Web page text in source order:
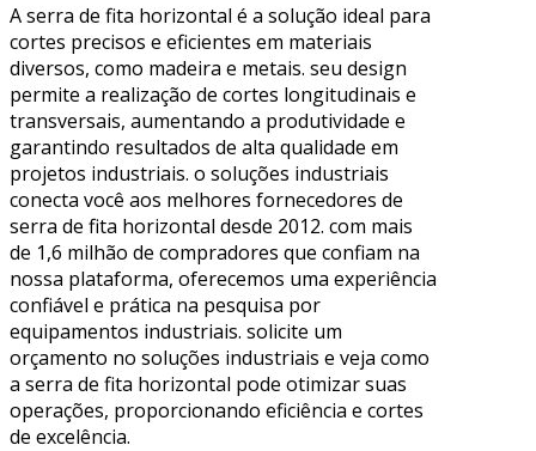
A serra de fita horizontal é a solução ideal para
cortes precisos e eficientes em materiais
diversos, como madeira e metais. seu design
permite a realização de cortes longitudinais e
transversais, aumentando a produtividade e
garantindo resultados de alta qualidade em
projetos industriais. o soluções industriais
conecta você aos melhores fornecedores de
serra de fita horizontal desde 2012. com mais
de 1,6 milhão de compradores que confiam na
nossa plataforma, oferecemos uma experiência
confiável e prática na pesquisa por
equipamentos industriais. solicite um
orçamento no soluções industriais e veja como
a serra de fita horizontal pode otimizar suas
operações, proporcionando eficiência e cortes
de excelência.